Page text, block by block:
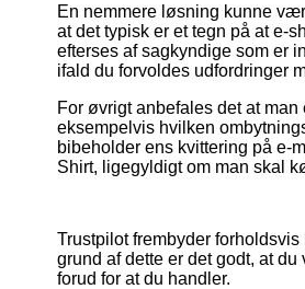
En nemmere løsning kunne
at det typisk er et tegn på at e-
efterses af sagkyndige som er
ifald du forvoldes udfordringer
For øvrigt anbefales det at
eksempelvis hvilken
bibeholder ens kvittering på e-
Shirt, ligegyldigt om man skal
Trustpilot frembyder
grund af dette er det godt, at
forud for at du handler.